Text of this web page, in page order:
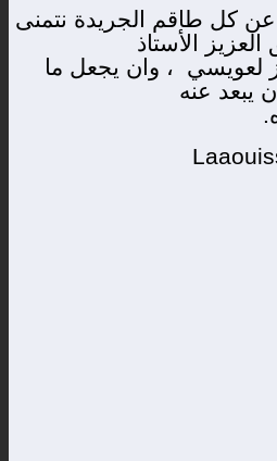
عن كل طاقم الجريدة نتمنى
الأستاذ
لعويسي ، وان يجعل ما
يبعد عنه